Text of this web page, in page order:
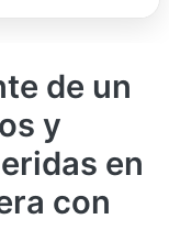
de un
y
en
con